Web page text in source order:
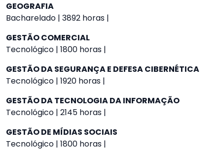
GEOGRAFIA
Bacharelado | 3892 horas |
GESTÃO COMERCIAL
Tecnológico | 1800 horas |
GESTÃO DA SEGURANÇA E DEFESA CIBERNÉTICA
Tecnológico | 1920 horas |
GESTÃO DA TECNOLOGIA DA INFORMAÇÃO
Tecnológico | 2145 horas |
GESTÃO DE MÍDIAS SOCIAIS
Tecnológico | 1800 horas |